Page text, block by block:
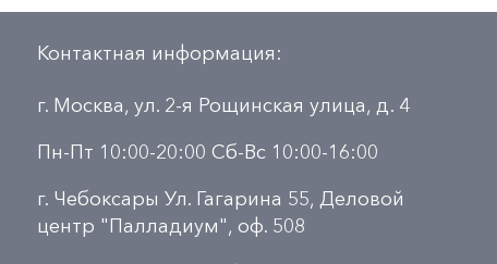
Контактная информация:
г. Москва, ул. 2-я Рощинская улица, д. 4
Пн-Пт 10:00-20:00 Сб-Вс 10:00-16:00
г. Чебоксары Ул. Гагарина 55, Деловой
центр "Палладиум", оф. 508